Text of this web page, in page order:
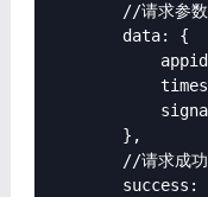
//请求参数，参
data: {
appid:
timestamp:
signature:
},
//请求成功
success: